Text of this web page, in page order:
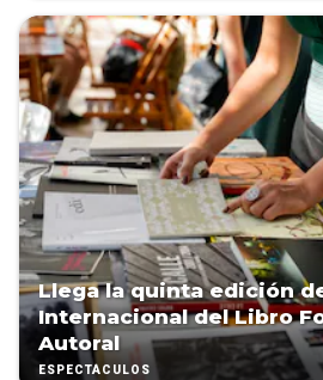
Llega la quinta edición
Internacional del Libro
Autoral
ESPECTÁCULOS